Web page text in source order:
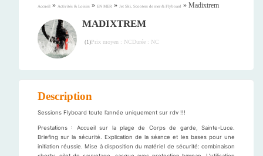
Accueil » Activités & Loisirs » EN MER » Jet Ski, Scooters de mer & Flyboard » Madixtrem
MADIXTREM
(1)Prix moyen : NCDurée : NC
Description
Sessions Flyboard toute l’année uniquement sur rdv !!!
Prestations : Accueil sur la plage de Corps de garde, Sainte-Luce.
Briefing sur la sécurité. Explication de la séance et les bases pour une
initiation réussie. Mise à disposition du matériel de sécurité: combinaison